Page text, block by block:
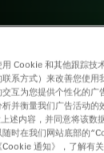
Cookie 和其他跟踪技
系方式）来改善您使用
互为您提供个性化的广
并衡量我们广告活动的
述内容，并同意将该数
随时在我们网站底部的
通知》，了解有